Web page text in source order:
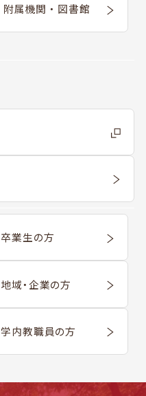
附属機関 ・ 図書館
卒業生の方
地域・企業の方
学内教職員の方